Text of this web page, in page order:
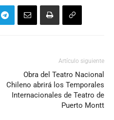
Artículo siguiente
Obra del Teatro Nacional
Chileno abrirá los Temporales
Internacionales de Teatro de
Puerto Montt